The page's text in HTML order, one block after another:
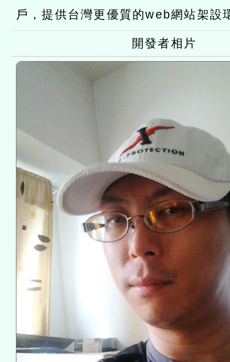
宜
轉知教育部國民及學前教
灣師範大學辦理「114至
進學校輔導計畫師資專業
戶，提供台灣更優質的web網站架設
開發者相片